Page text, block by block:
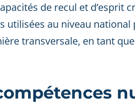
de recul et d’esprit
au niveau national
transversale, en tant